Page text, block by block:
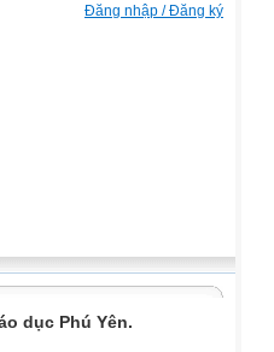
Đăng nhập / Đăng ký
dục Phú Yên.